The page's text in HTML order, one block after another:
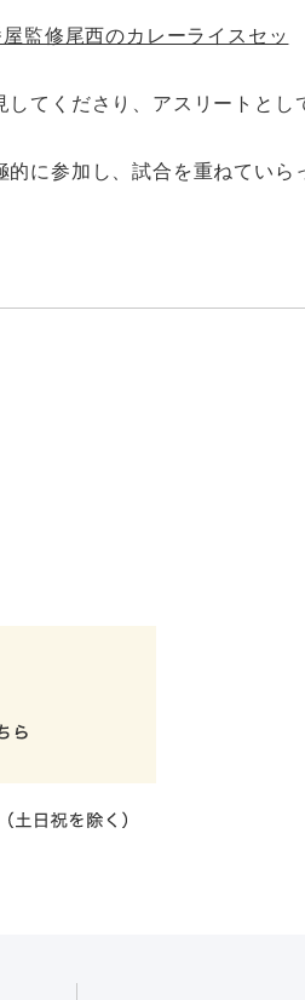
監修尾西のカレーライスセッ
してくださり、アスリートとし
に参加し、試合を重ねていら